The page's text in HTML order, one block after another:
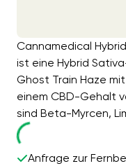
Cannamedical
ist eine Hybrid
Ghost Train Haze
einem CBD-Gehalt
sind Beta-Myrcen,
Anfrage zur